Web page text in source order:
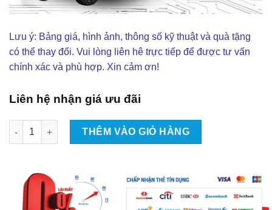
Lưu ý: Bảng giá, hình ảnh, thông số kỹ thuật và quà tặng
có thể thay đổi. Vui lòng liên hê trực tiếp để được tư vấn
chính xác và phù hợp. Xin cảm ơn!
Liên hệ nhận giá ưu đãi
Độ Ngả Ghế Hàng 2 Cho Vinfast VF8 số lượng
THÊM VÀO GIỎ HÀNG